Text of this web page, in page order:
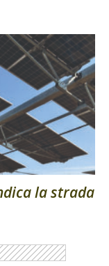
la strada